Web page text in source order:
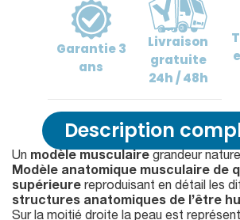
Garantie3
ans
Livraison
gratuite
24h / 48h
Description
Un modèle musculaire grandeur
Modèle anatomique musculaire de
supérieure reproduisant en détail les
structures anatomiques de l’être
Sur la moitié droite la peau est